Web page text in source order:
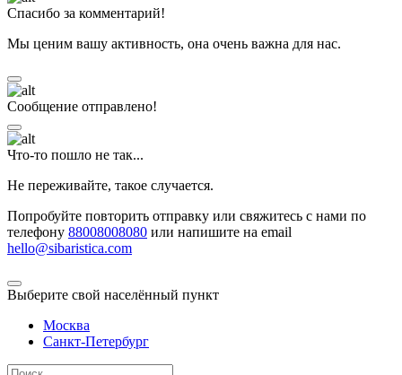
Спасибо за комментарий!
Мы ценим вашу активность, она очень важна для нас.
Сообщение отправлено!
Что-то пошло не так...
Не переживайте, такое случается.
Попробуйте повторить отправку или свяжитесь с нами по
телефону 88008008080 или напишите на email
hello@sibaristica.com
Выберите свой населённый пункт
Москва
Санкт-Петербург